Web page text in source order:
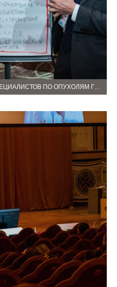
VIII ЕЖЕГОДНЫЙ КОНГРЕСС СПЕЦИАЛИСТОВ ПО ОПУХОЛЯМ ГОЛОВЫ И ШЕИ